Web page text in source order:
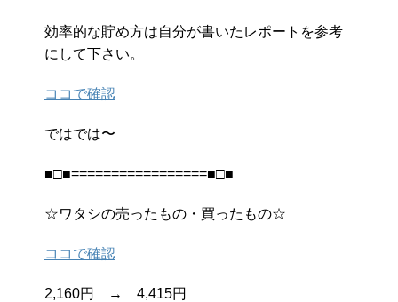
効率的な貯め方は自分が書いたレポートを参考
にして下さい。
ココで確認
ではでは〜
■□■=================■□■
☆ワタシの売ったもの・買ったもの☆
ココで確認
2,160円 → 4,415円